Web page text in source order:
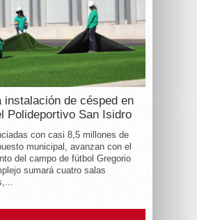
instalación de césped en
Polideportivo San Isidro
con casi 8,5 millones de
municipal, avanzan con el
del campo de fútbol Gregorio
sumará cuatro salas